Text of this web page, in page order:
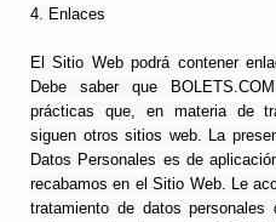
4. Enlaces
El Sitio Web podrá contener
Debe saber que
prácticas que, en materia de
siguen otros sitios web. La
Datos Personales es de
recabamos en el Sitio Web. Le
tratamiento de datos